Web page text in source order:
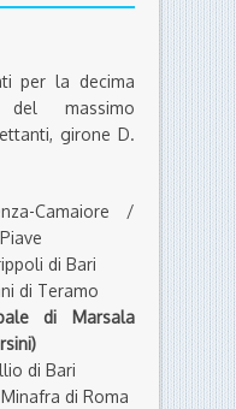
per la decima
massimo
girone D.
Camaiore /
di Bari
di Teramo
di Marsala
di Bari
di Roma